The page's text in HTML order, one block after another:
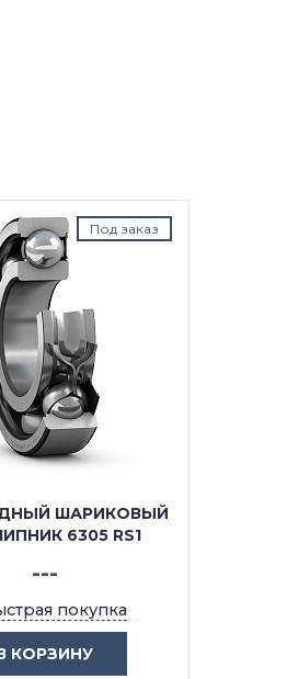
Под заказ
ШАРИКОВЫЙ
6305 RS1
---
покупка
КОРЗИНУ